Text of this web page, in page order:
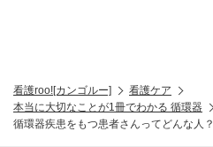
看護roo![カンゴルー]
看護ケア
本当に大切なことが1冊でわかる 循環器
循環器疾患をもつ患者さんってどんな人？